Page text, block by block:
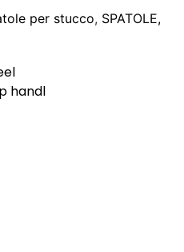
per stucco, SPATOLE,
handl